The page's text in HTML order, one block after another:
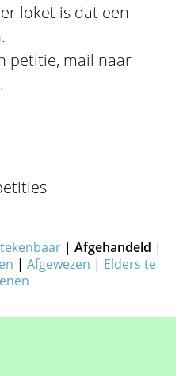
loket is dat een
petitie, mail naar
|Afgehandeld |
| Afgewezen | Elders te